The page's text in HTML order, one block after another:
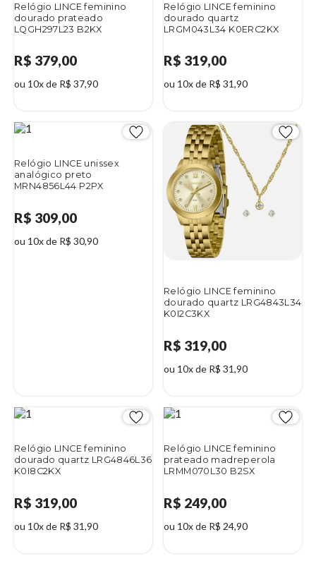
Relógio LINCE feminino
dourado prateado
LQGH297L23 B2KX
R$ 379,00
ou 10x de R$ 37,90
Relógio LINCE feminino
dourado quartz
LRGM043L34 K0ERC2KX
R$ 319,00
ou 10x de R$ 31,90
Relógio LINCE unissex
analógico preto
MRN4856L44 P2PX
R$ 309,00
ou 10x de R$ 30,90
Relógio LINCE feminino
dourado quartz LRG4843L34
K0I2C3KX
R$ 319,00
ou 10x de R$ 31,90
Relógio LINCE feminino
dourado quartz LRG4846L36
K0I8C2KX
R$ 319,00
ou 10x de R$ 31,90
Relógio LINCE feminino
prateado madreperola
LRMM070L30 B2SX
R$ 249,00
ou 10x de R$ 24,90